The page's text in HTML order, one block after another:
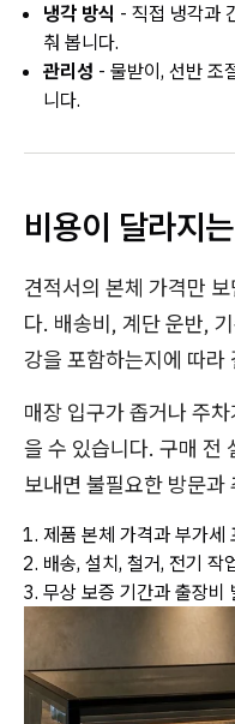
냉각 방식 - 직접 냉각과
춰 봅니다.
관리성 - 물받이, 선반 조
니다.
비용이 달라지
견적서의 본체 가격만
다. 배송비, 계단 운반,
강을 포함하는지에 따라
매장 입구가 좁거나 주
을 수 있습니다. 구매 전
보내면 불필요한 방문과
제품 본체 가격과 부가세
배송, 설치, 철거, 전기 작
무상 보증 기간과 출장비